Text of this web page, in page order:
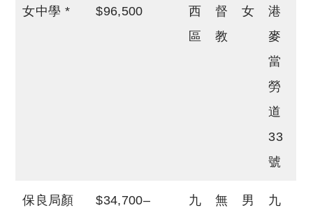
女中學 *
$96,500
西
區
督
教
女
港
麥
當
勞
道
33
號
保良局顏
$34,700–
九
無
男
九